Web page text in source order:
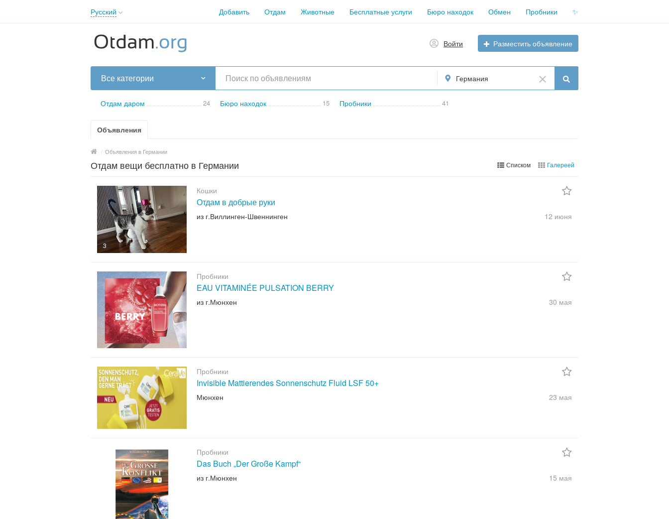
Русский
English
Русский
Українська
Добавить Отдам Животные Бесплатные услуги Бюро находок Обмен Пробники ✨
Войти Разместить объявление
Все категории Германия
Отдам даром 24 Бюро находок 15 Пробники 41
Объявления
/ Объявления в Германии
Отдам вещи бесплатно в Германии Списком Галереей
3
Кошки
Отдам в добрые руки
из г.Виллинген-Швеннинген 12 июня
Пробники
EAU VITAMINÉE PULSATION BERRY
из г.Мюнхен 30 мая
Пробники
Invisible Mattierendes Sonnenschutz Fluid LSF 50+
Мюнхен 23 мая
Пробники
Das Buch „Der Große Kampf“
из г.Мюнхен 15 мая